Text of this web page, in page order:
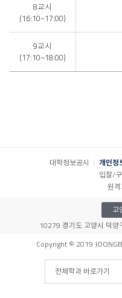
8교시
(16:10~17:00)
9교시
(17:10~18:00)
대학정보공시 개인정
입찰/
원
전체학과 바로가기
고
10279 경기도 고양시 덕
Copyright © 2019